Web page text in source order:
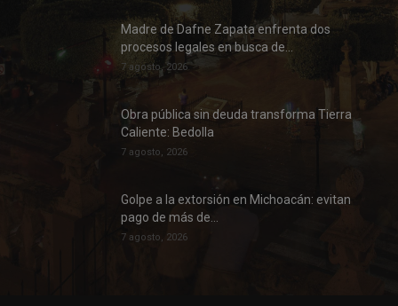
Madre de Dafne Zapata enfrenta dos
procesos legales en busca de...
7 agosto, 2026
Obra pública sin deuda transforma Tierra
Caliente: Bedolla
7 agosto, 2026
Golpe a la extorsión en Michoacán: evitan
pago de más de...
7 agosto, 2026